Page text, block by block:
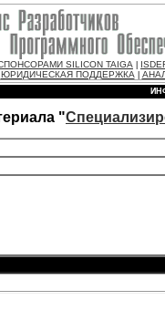
SILICON TAIGA
ЮРИДИЧЕСКАЯ ПОДДЕРЖКА|
"